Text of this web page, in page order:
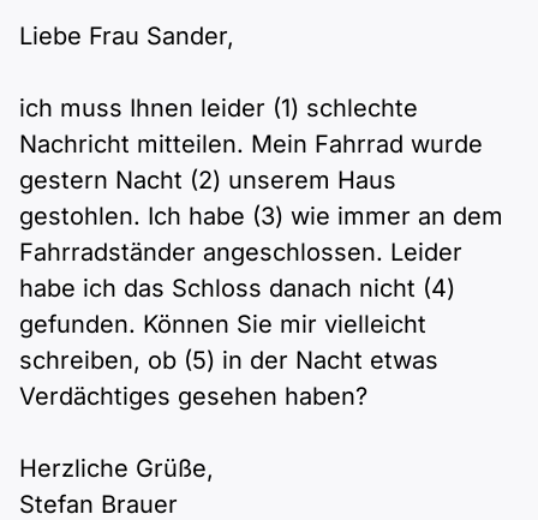
ÖSD
Pflege (telc)
A1 ÖIF
A2 Goethe
A2 ÖIF
B1 Beruf
B1 telc
B1 Goethe
B1 ÖIF
B1 ÖSD
B1 Pflege (telc)
B2 Beruf
B2 telc
B2 Goethe
B2 Pflege (telc)
Webinare
Mehr Tools
Online-Kurse
Einbürgerungstest
Spiele
Schulen & Kurse
Lebenslauf erstellen
Liebe Frau Sander,
ich muss Ihnen leider (1) schlechte
Nachricht mitteilen. Mein Fahrrad wurde
gestern Nacht (2) unserem Haus
gestohlen. Ich habe (3) wie immer an dem
Fahrradständer angeschlossen. Leider
habe ich das Schloss danach nicht (4)
gefunden. Können Sie mir vielleicht
schreiben, ob (5) in der Nacht etwas
Verdächtiges gesehen haben?
Herzliche Grüße,
Stefan Brauer